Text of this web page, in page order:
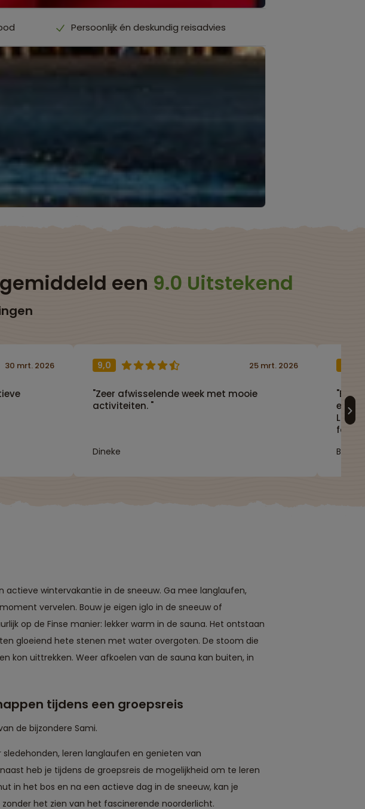
Persoonlijk én deskundig reisadvies
een 9.0 Uitstekend
30 mrt. 2026 9,0
"Zeer afwisselende week met mooie
activiteiten. "
Dineke
25 mrt. 2026
"Een
ons
Bianca
wintervakantie in de sneeuw. Ga mee langlaufen,
vervelen. Bouw je eigen iglo in de sneeuw of
op de Finse manier: lekker warm in de sauna. Het ontstaan
gloeiend hete stenen met water overgoten. De stoom die
kon uittrekken. Weer afkoelen van de sauna kan buiten, in
tijdens een groepsreis
de bijzondere Sami.
leren langlaufen en genieten van
heb je tijdens de groepsreis de mogelijkheid om te leren
in het bos en na een actieve dag in de sneeuw, kan je
het zien van het fascinerende noorderlicht.